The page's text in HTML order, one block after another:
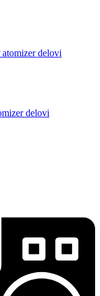
delovi
delovi